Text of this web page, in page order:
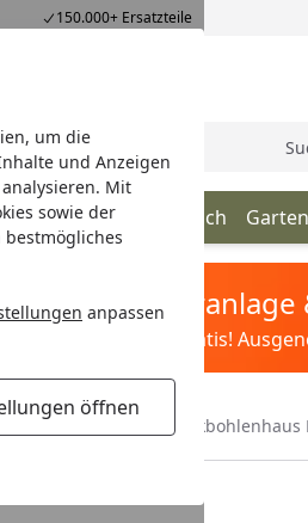
um die
und Anzeigen
Mit
sowie der
anpassen
öffnen
150.000+ Ersatzteile
Suche
Terrassendach
Filter&Pflege gratis!
Wolff Finnhaus